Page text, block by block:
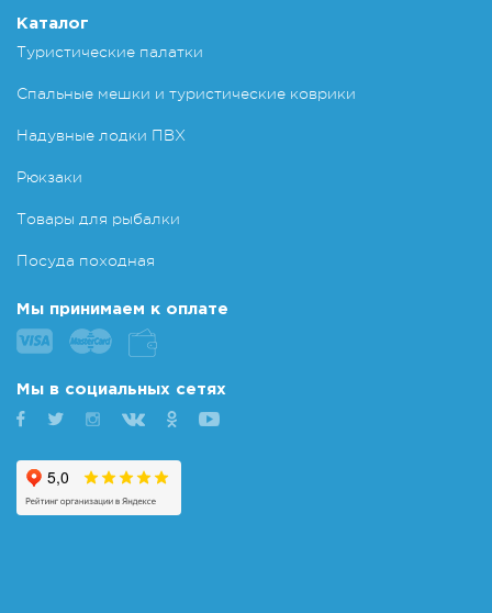
Каталог
Туристические палатки
Спальные мешки и туристические коврики
Надувные лодки ПВХ
Рюкзаки
Товары для рыбалки
Посуда походная
Мы принимаем к оплате
Мы в социальных сетях